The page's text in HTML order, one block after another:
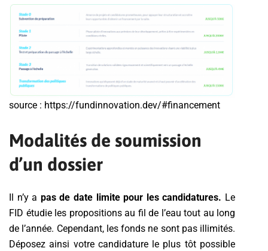
source : https://fundinnovation.dev/#financement
Modalités de soumission
d’un dossier
Il n’y a pas de date limite pour les candidatures. Le
FID étudie les propositions au fil de l’eau tout au long
de l’année. Cependant, les fonds ne sont pas illimités.
Déposez ainsi votre candidature le plus tôt possible